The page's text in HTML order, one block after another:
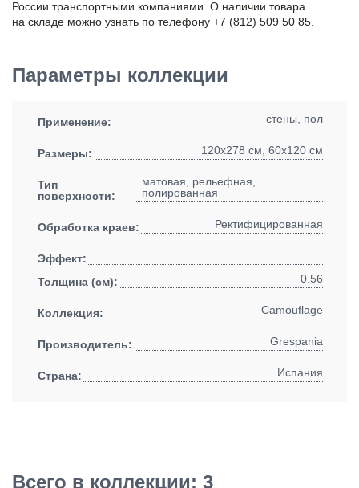
России транспортными компаниями. О наличии товара
на складе можно узнать по телефону +7 (812) 509 50 85.
Параметры коллекции
Применение: стены, пол
Размеры: 120x278 см, 60x120 см
Тип
поверхности:
матовая, рельефная,
полированная
Обработка краев: Ректифицированная
Эффект:
Толщина (см):
0.56
Коллекция: Camouflage
Производитель: Grespania
Страна: Испания
Всего в коллекции: 3